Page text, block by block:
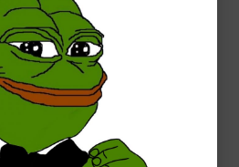
FEB 13, 2024
মুখস্ত করে 'শিক্ষিত' হওয়া যুবকেরা কুপিয়ে হত্যা
বিল না দেওয়া এই মানসিক ভারসাম্যহীন
বিষয়ে আমাদের কিছু মতামত।
SEP 24, 2024